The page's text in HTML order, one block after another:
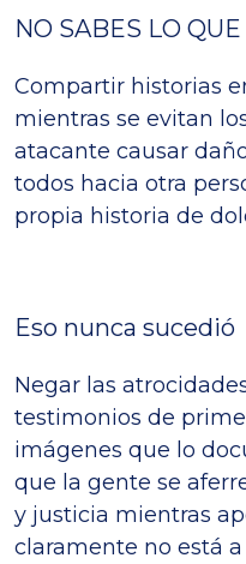
NO SABES LO
Compartir historias
mientras se evitan
atacante causar
todos hacia otra
propia historia de
Eso nunca sucedió
Negar las
testimonios de
imágenes que lo
que la gente se
y justicia mientras
claramente no está